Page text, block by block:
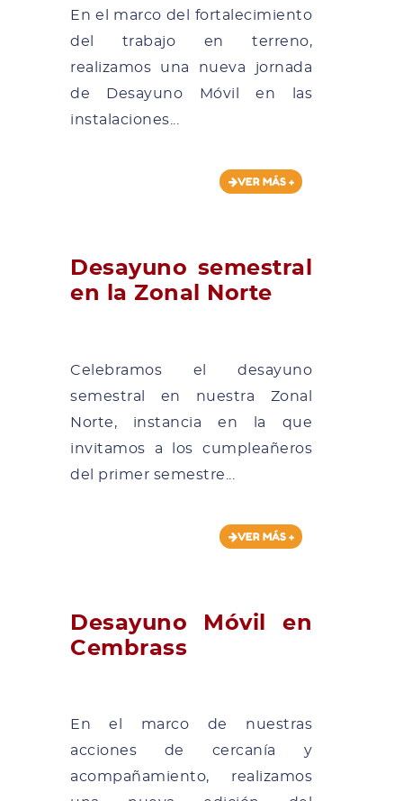
En el marco del fortalecimiento
del trabajo en terreno,
realizamos una nueva jornada
de Desayuno Móvil en las
instalaciones...
VER MÁS +
Desayuno semestral
en la Zonal Norte
Celebramos el desayuno
semestral en nuestra Zonal
Norte, instancia en la que
invitamos a los cumpleañeros
del primer semestre...
VER MÁS +
Desayuno Móvil en
Cembrass
En el marco de nuestras
acciones de cercanía y
acompañamiento, realizamos